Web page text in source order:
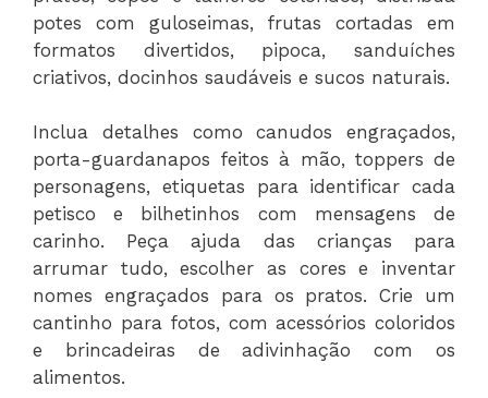
potes com guloseimas, frutas cortadas em
formatos divertidos, pipoca, sanduíches
criativos, docinhos saudáveis e sucos naturais.
Inclua detalhes como canudos engraçados,
porta-guardanapos feitos à mão, toppers de
personagens, etiquetas para identificar cada
petisco e bilhetinhos com mensagens de
carinho. Peça ajuda das crianças para
arrumar tudo, escolher as cores e inventar
nomes engraçados para os pratos. Crie um
cantinho para fotos, com acessórios coloridos
e brincadeiras de adivinhação com os
alimentos.